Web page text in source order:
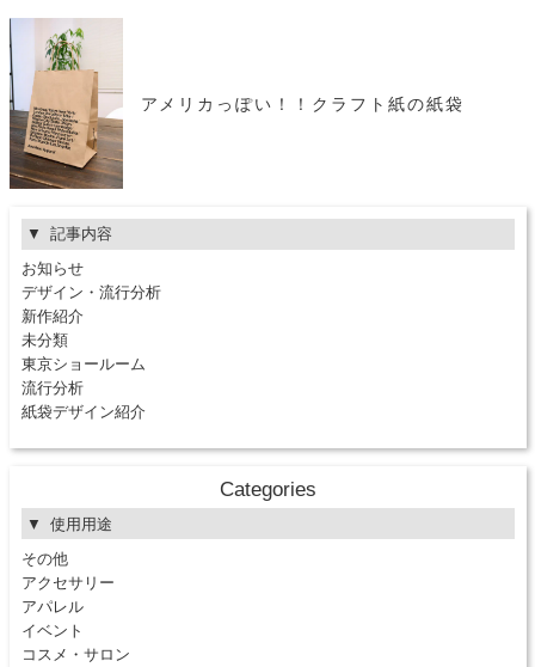
アメリカっぽい！！クラフト紙の紙袋
記事内容
お知らせ
デザイン・流行分析
新作紹介
未分類
東京ショールーム
流行分析
紙袋デザイン紹介
Categories
使用用途
その他
アクセサリー
アパレル
イベント
コスメ・サロン